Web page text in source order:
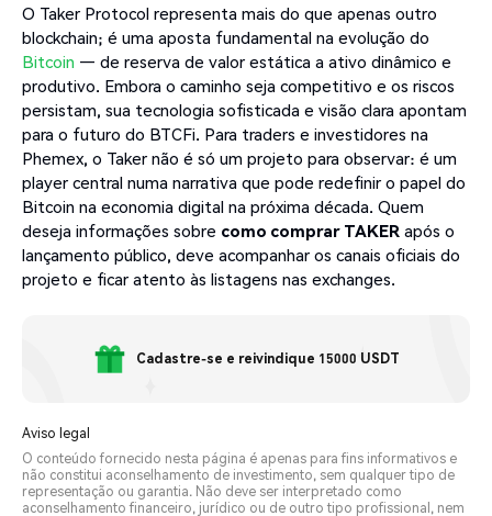
O Taker Protocol representa mais do que apenas outro
blockchain; é uma aposta fundamental na evolução do
Bitcoin — de reserva de valor estática a ativo dinâmico e
produtivo. Embora o caminho seja competitivo e os riscos
persistam, sua tecnologia sofisticada e visão clara apontam
para o futuro do BTCFi. Para traders e investidores na
Phemex, o Taker não é só um projeto para observar: é um
player central numa narrativa que pode redefinir o papel do
Bitcoin na economia digital na próxima década. Quem
deseja informações sobre como comprar TAKER após o
lançamento público, deve acompanhar os canais oficiais do
projeto e ficar atento às listagens nas exchanges.
Cadastre-se e reivindique 15000 USDT
Aviso legal
O conteúdo fornecido nesta página é apenas para fins informativos e
não constitui aconselhamento de investimento, sem qualquer tipo de
representação ou garantia. Não deve ser interpretado como
aconselhamento financeiro, jurídico ou de outro tipo profissional, nem